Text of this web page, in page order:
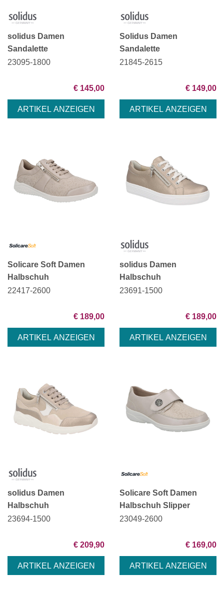
solidus Damen
Sandalette
23095-1800
€ 145,00
Solidus Damen
Sandalette
21845-2615
€ 149,00
Solicare Soft Damen
Halbschuh
22417-2600
€ 189,00
solidus Damen
Halbschuh
23691-1500
€ 189,00
solidus Damen
Halbschuh
23694-1500
€ 209,90
Solicare Soft Damen
Halbschuh Slipper
23049-2600
€ 169,00